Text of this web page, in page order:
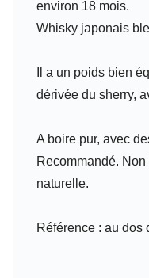
environ 18 mois.
Whisky japonais
Il a un poids bien
dérivée du sherry,
A boire pur, avec
Recommandé.
naturelle.
Référence : au dos